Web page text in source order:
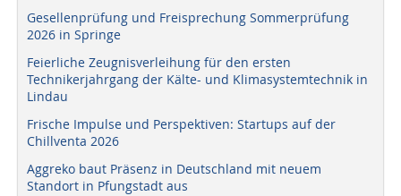
Gesellenprüfung und Freisprechung Sommerprüfung
2026 in Springe
Feierliche Zeugnisverleihung für den ersten
Technikerjahrgang der Kälte- und Klimasystemtechnik in
Lindau
Frische Impulse und Perspektiven: Startups auf der
Chillventa 2026
Aggreko baut Präsenz in Deutschland mit neuem
Standort in Pfungstadt aus